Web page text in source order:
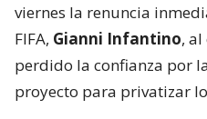
viernes la renuncia
FIFA, Gianni Infantino,
perdido la confianza por
proyecto para privatizar